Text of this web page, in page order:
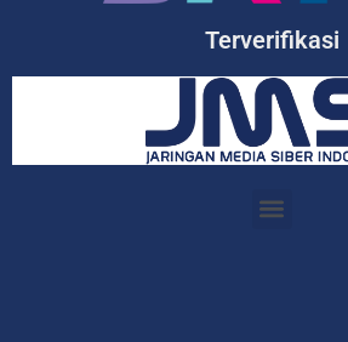
Terverifikasi